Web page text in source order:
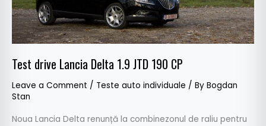
Test drive Lancia Delta 1.9 JTD 190 CP
Leave a Comment / Teste auto individuale / By Bogdan
Stan
Noua Lancia Delta renunță la combinezonul de raliu pentru